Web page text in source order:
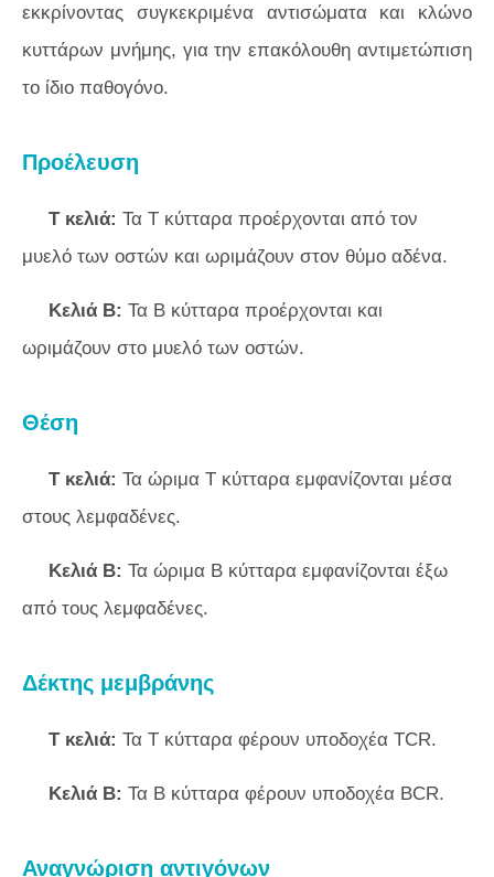
εκκρίνοντας συγκεκριμένα αντισώματα και κλώνο
κυττάρων μνήμης, για την επακόλουθη αντιμετώπιση
το ίδιο παθογόνο.
Προέλευση
Τ κελιά: Τα Τ κύτταρα προέρχονται από τον
μυελό των οστών και ωριμάζουν στον θύμο αδένα.
Κελιά Β: Τα Β κύτταρα προέρχονται και
ωριμάζουν στο μυελό των οστών.
Θέση
Τ κελιά: Τα ώριμα Τ κύτταρα εμφανίζονται μέσα
στους λεμφαδένες.
Κελιά Β: Τα ώριμα Β κύτταρα εμφανίζονται έξω
από τους λεμφαδένες.
Δέκτης μεμβράνης
Τ κελιά: Τα Τ κύτταρα φέρουν υποδοχέα TCR.
Κελιά Β: Τα Β κύτταρα φέρουν υποδοχέα BCR.
Αναγνώριση αντιγόνων